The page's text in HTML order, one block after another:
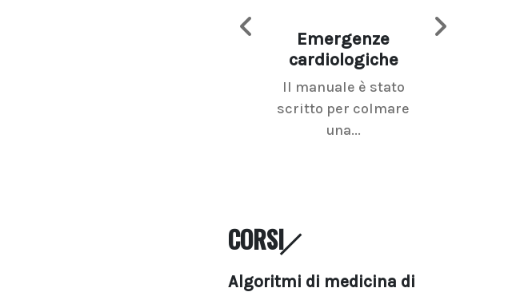
Emergenze
cardiologiche
Il manuale è stato
scritto per colmare
una...
CORSI
Algoritmi di medicina di